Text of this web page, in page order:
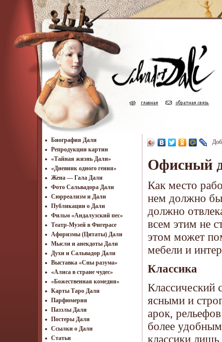
Биография Дали
Репродукции картин
«Тайная жизнь Дали»
«Дневник одного гения»
Жена — Гала Дали
Фото Сальвадора Дали
Cюрреализм и Дали
Публикации о Дали
Фильм «Андалузский пес»
Театр-Музей в Фигерасе
Афоризмы (Цитаты) Дали
Мысли и анекдоты Дали
Духи и Сальвадор Дали
Выставка «Сны разума»
«Алиса в стране чудес»
«Божественная комедия»
Карты Таро Дали
Парфюмерия
Паззлы Дали
Постеры Дали
Ссылки о Дали
Статьи
Офисный
Как место
нем должно
должно
всем этим не
этом может
мебели и
Классика
Классический
ясными и
арок,
более удобным
классики